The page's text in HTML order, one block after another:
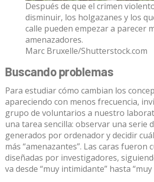
Después de que el crimen
disminuir, los holgazanes y los
calle pueden empezar a parecer
amenazadores.
Marc Bruxelle/Shutterstock.com
Buscando problemas
Para estudiar cómo cambian los
apareciendo con menos frecuencia,
grupo de voluntarios a nuestro
una tarea sencilla: observar una serie
generados por ordenador y decidir
más “amenazantes”. Las caras fueron
diseñadas por investigadores,
va desde “muy intimidante” hasta